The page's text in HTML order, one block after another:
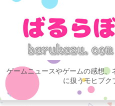
ゲームニュースやゲームの感想
に扱うモヒプク